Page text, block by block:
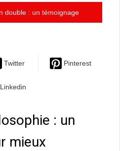
double : un témoignage
Twitter Pinterest
Linkedin
: un
mieux